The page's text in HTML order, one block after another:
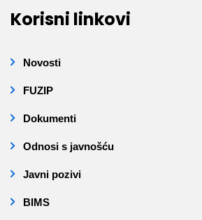
Korisni linkovi
Novosti
FUZIP
Dokumenti
Odnosi s javnošću
Javni pozivi
BIMS